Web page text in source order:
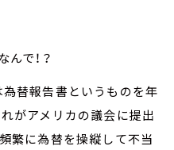
んで！？
替報告書というものを年
がアメリカの議会に提出
繁に為替を操縦して不当